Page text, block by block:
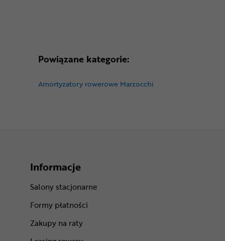
Powiązane kategorie:
Amortyzatory rowerowe Marzocchi
Informacje
Salony stacjonarne
Formy płatności
Zakupy na raty